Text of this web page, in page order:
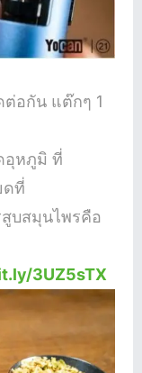
ต่อกัน แต๊กๆ 1
อุหภูมิ ที่
ดที่
บสมุนไพรคือ
3UZ5sTX